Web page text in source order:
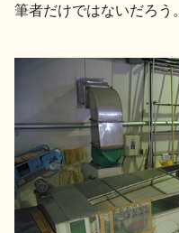
筆者だけではないだろう。